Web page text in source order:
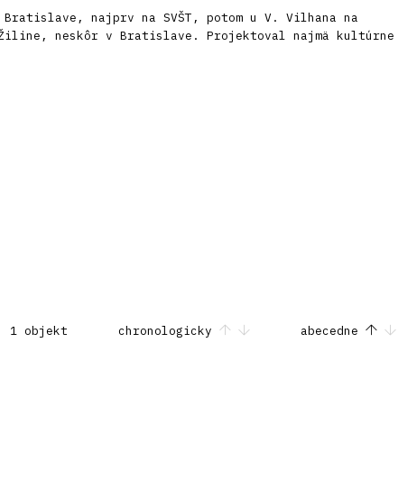
najprv na SVŠT, potom u V. Vilhana na
neskôr v Bratislave. Projektoval najmä kultúrne
1 objekt chronologicky abecedne